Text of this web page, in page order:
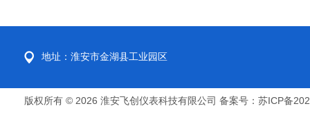
地址：淮安市金湖县工业园区
版权所有 © 2026 淮安飞创仪表科技有限公司 备案号：苏ICP备